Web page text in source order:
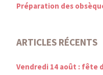
Préparation des
ARTICLES RÉCENTS
Vendredi 14 août : fête